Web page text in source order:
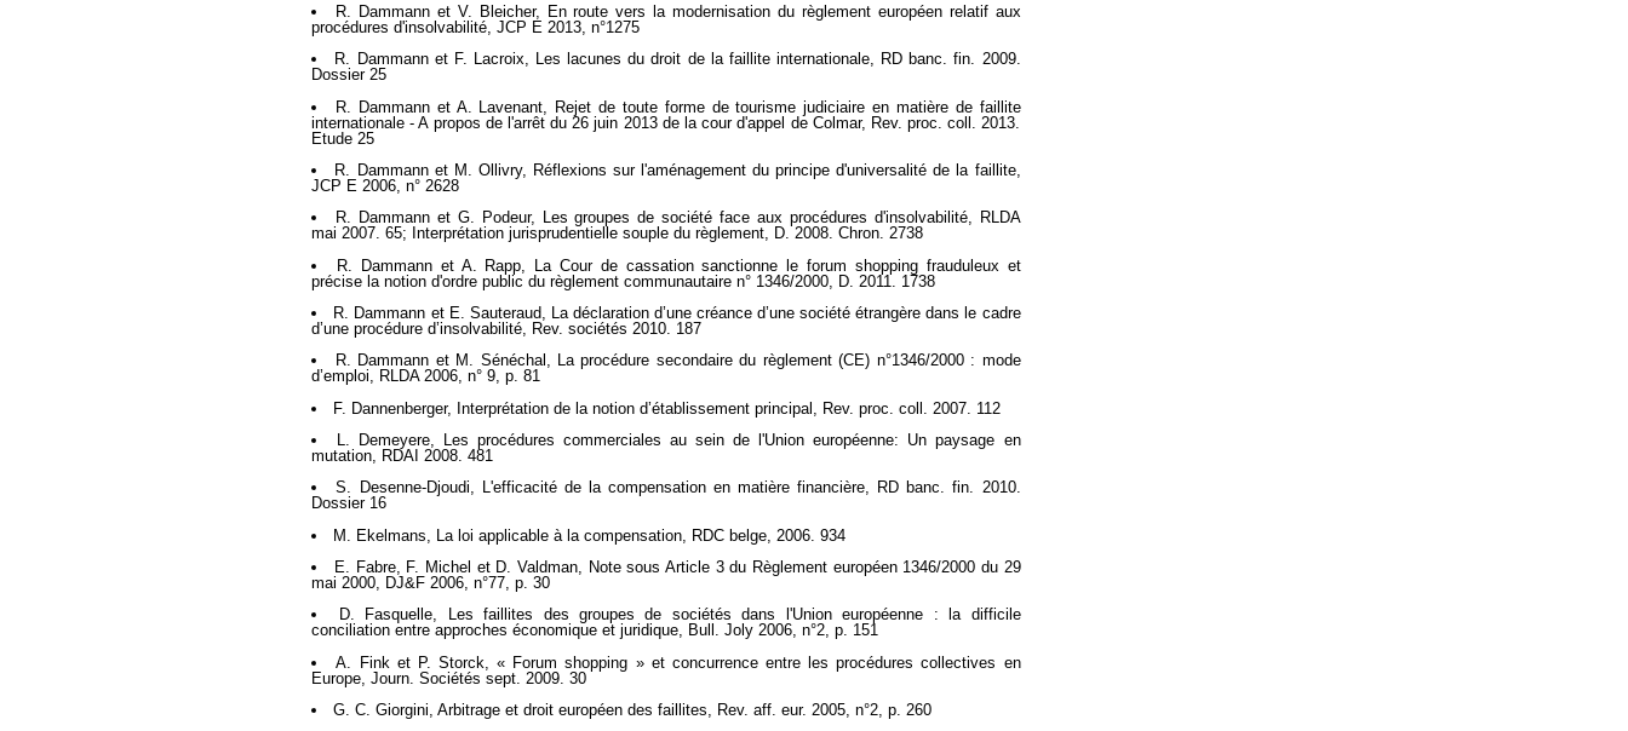
R. Dammann et V. Bleicher, En route vers la modernisation du règlement européen relatif aux
procédures d'insolvabilité, JCP E 2013, n°1275
R. Dammann et F. Lacroix, Les lacunes du droit de la faillite internationale, RD banc. fin. 2009.
Dossier 25
R. Dammann et A. Lavenant, Rejet de toute forme de tourisme judiciaire en matière de faillite
internationale - A propos de l'arrêt du 26 juin 2013 de la cour d'appel de Colmar, Rev. proc. coll. 2013.
Etude 25
R. Dammann et M. Ollivry, Réflexions sur l'aménagement du principe d'universalité de la faillite,
JCP E 2006, n° 2628
R. Dammann et G. Podeur, Les groupes de société face aux procédures d'insolvabilité, RLDA
mai 2007. 65; Interprétation jurisprudentielle souple du règlement, D. 2008. Chron. 2738
R. Dammann et A. Rapp, La Cour de cassation sanctionne le forum shopping frauduleux et
précise la notion d'ordre public du règlement communautaire n° 1346/2000, D. 2011. 1738
R. Dammann et E. Sauteraud, La déclaration d’une créance d’une société étrangère dans le cadre
d’une procédure d’insolvabilité, Rev. sociétés 2010. 187
R. Dammann et M. Sénéchal, La procédure secondaire du règlement (CE) n°1346/2000 : mode
d’emploi, RLDA 2006, n° 9, p. 81
F. Dannenberger, Interprétation de la notion d’établissement principal, Rev. proc. coll. 2007. 112
L. Demeyere, Les procédures commerciales au sein de l'Union européenne: Un paysage en
mutation, RDAI 2008. 481
S. Desenne-Djoudi, L'efficacité de la compensation en matière financière, RD banc. fin. 2010.
Dossier 16
M. Ekelmans, La loi applicable à la compensation, RDC belge, 2006. 934
E. Fabre, F. Michel et D. Valdman, Note sous Article 3 du Règlement européen 1346/2000 du 29
mai 2000, DJ&F 2006, n°77, p. 30
D. Fasquelle, Les faillites des groupes de sociétés dans l'Union européenne : la difficile
conciliation entre approches économique et juridique, Bull. Joly 2006, n°2, p. 151
A. Fink et P. Storck, « Forum shopping » et concurrence entre les procédures collectives en
Europe, Journ. Sociétés sept. 2009. 30
G. C. Giorgini, Arbitrage et droit européen des faillites, Rev. aff. eur. 2005, n°2, p. 260